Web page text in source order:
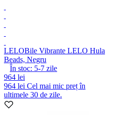
LELOBile Vibrante LELO Hula
Beads, Negru
În stoc: 5-7 zile
964 lei
964 lei Cel mai mic preț în
ultimele 30 de zile.